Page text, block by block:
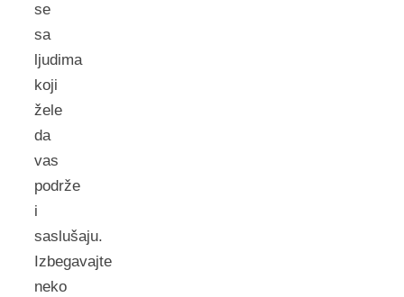
se
sa
ljudima
koji
žele
da
vas
podrže
i
saslušaju.
Izbegavajte
neko